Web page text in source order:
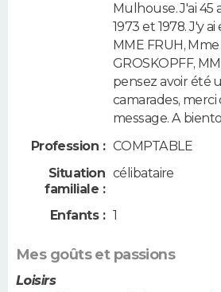
Mulhouse. J'ai 45
1973 et 1978. J'y
MME FRUH,
GROSKOPFF,
pensez avoir été
camarades,
message. A
Profession : COMPTABLE
Situation
familiale :
célibataire
Enfants : 1
Mes goûts et passions
Loisirs